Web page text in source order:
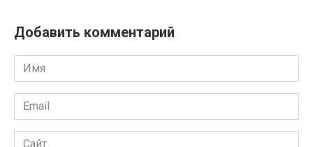
Добавить комментарий
Имя
Email
Сайт